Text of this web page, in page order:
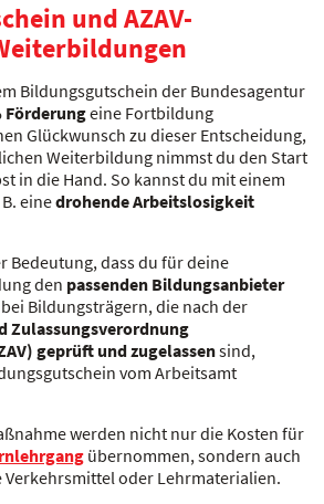
und AZAV-
Bildungsgutschein der Bundesagentur
Förderungeine Fortbildung
Glückwunsch zu dieser Entscheidung,
Weiterbildung nimmst du den Start
in die Hand. So kannst du mit einem
einedrohende Arbeitslosigkeit
Bedeutung, dass du für deine
den passenden Bildungsanbieter
Bildungsträgern, die nach der
Zulassungsverordnung
geprüft und zugelassensind,
vom Arbeitsamt
werden nicht nur die Kosten für
übernommen, sondern auch
oder Lehrmaterialien.